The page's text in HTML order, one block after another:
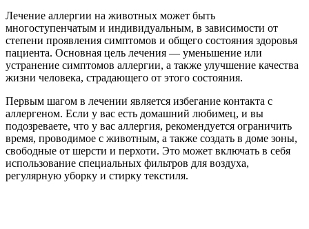
Лечение аллергии на животных может быть
многоступенчатым и индивидуальным, в зависимости от
степени проявления симптомов и общего состояния здоровья
пациента. Основная цель лечения — уменьшение или
устранение симптомов аллергии, а также улучшение качества
жизни человека, страдающего от этого состояния.
Первым шагом в лечении является избегание контакта с
аллергеном. Если у вас есть домашний любимец, и вы
подозреваете, что у вас аллергия, рекомендуется ограничить
время, проводимое с животным, а также создать в доме зоны,
свободные от шерсти и перхоти. Это может включать в себя
использование специальных фильтров для воздуха,
регулярную уборку и стирку текстиля.